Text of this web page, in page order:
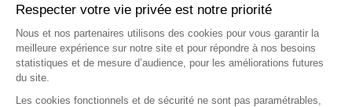
©Sqalia 2026 - Tous droits réservés